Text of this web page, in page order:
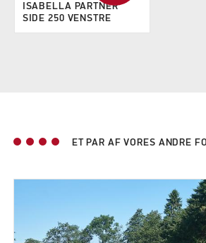
ISABELLA PARTNER
SIDE 250 VENSTRE
ET PAR AF VORES ANDRE